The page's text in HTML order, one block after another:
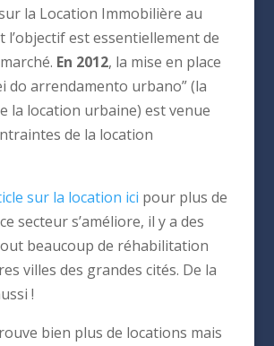
la Location Immobilière au
l’objectif est essentiellement de
En 2012, la mise en place
do arrendamento urbano” (la
la location urbaine) est venue
de la location
sur la location ici pour plus de
secteur s’améliore, il y a des
beaucoup de réhabilitation
villes des grandes cités. De la
!
bien plus de locations mais